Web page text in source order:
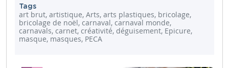
Tags
art brut, artistique, Arts, arts plastiques, bricolage,
bricolage de noël, carnaval, carnaval monde,
carnavals, carnet, créativité, déguisement, Epicure,
masque, masques, PECA